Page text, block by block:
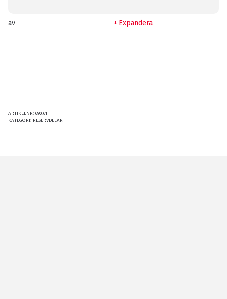
av Expandera
ARTIKELNR: 690.61
KATEGORI: RESERVDELAR